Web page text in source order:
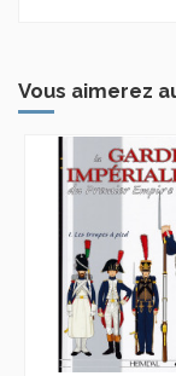
Vous aimerez